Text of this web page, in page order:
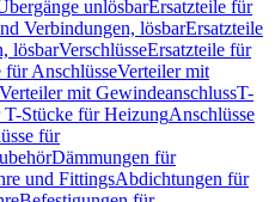
unlösbarErsatzteile für
Verbindungen, lösbarErsatzteile
lösbarVerschlüsseErsatzteile für
für AnschlüsseVerteiler mit
mit GewindeanschlussT-
T-Stücke für HeizungAnschlüsse
für
Dämmungen für
und FittingsAbdichtungen für